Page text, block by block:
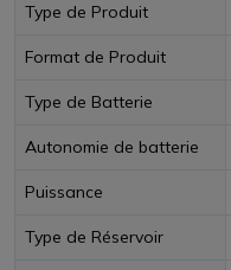
Type de Produit
Format de Produit
Type de Batterie
Autonomie de batterie
Puissance
Type de Réservoir